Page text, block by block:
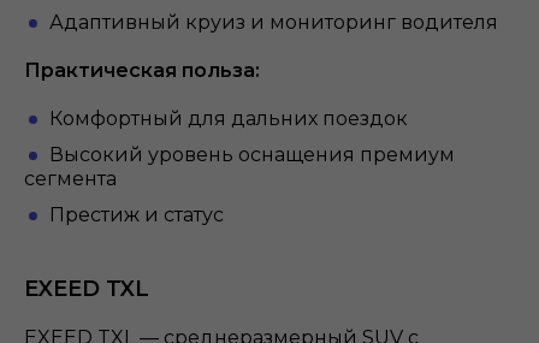
Адаптивный круиз и мониторинг водителя
Практическая польза:
Комфортный для дальних поездок
Высокий уровень оснащения премиум
сегмента
Престиж и статус
EXEED TXL
EXEED TXL — среднеразмерный SUV с